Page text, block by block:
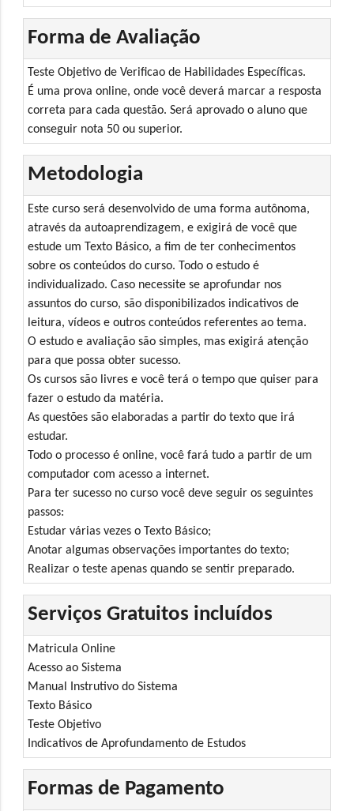
Forma de Avaliação
Teste Objetivo de Verificao de Habilidades Específicas.
É uma prova online, onde você deverá marcar a resposta
correta para cada questão. Será aprovado o aluno que
conseguir nota 50 ou superior.
Metodologia
Este curso será desenvolvido de uma forma autônoma,
através da autoaprendizagem, e exigirá de você que
estude um Texto Básico, a fim de ter conhecimentos
sobre os conteúdos do curso. Todo o estudo é
individualizado. Caso necessite se aprofundar nos
assuntos do curso, são disponibilizados indicativos de
leitura, vídeos e outros conteúdos referentes ao tema.
O estudo e avaliação são simples, mas exigirá atenção
para que possa obter sucesso.
Os cursos são livres e você terá o tempo que quiser para
fazer o estudo da matéria.
As questões são elaboradas a partir do texto que irá
estudar.
Todo o processo é online, você fará tudo a partir de um
computador com acesso a internet.
Para ter sucesso no curso você deve seguir os seguintes
passos:
Estudar várias vezes o Texto Básico;
Anotar algumas observações importantes do texto;
Realizar o teste apenas quando se sentir preparado.
Serviços Gratuitos incluídos
Matricula Online
Acesso ao Sistema
Manual Instrutivo do Sistema
Texto Básico
Teste Objetivo
Indicativos de Aprofundamento de Estudos
Formas de Pagamento